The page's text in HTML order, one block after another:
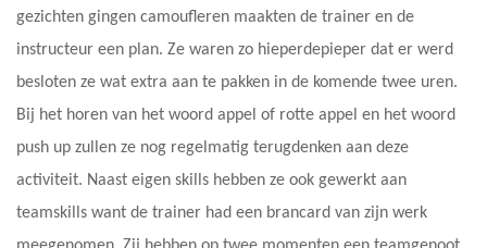
gezichten gingen camoufleren maakten de trainer en de
instructeur een plan. Ze waren zo hieperdepieper dat er werd
besloten ze wat extra aan te pakken in de komende twee uren.
Bij het horen van het woord appel of rotte appel en het woord
push up zullen ze nog regelmatig terugdenken aan deze
activiteit. Naast eigen skills hebben ze ook gewerkt aan
teamskills want de trainer had een brancard van zijn werk